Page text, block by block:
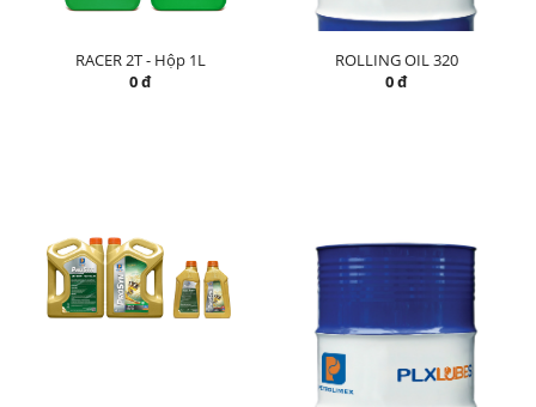
RACER 2T - Hộp 1L
0 đ
ROLLING OIL 320
0 đ